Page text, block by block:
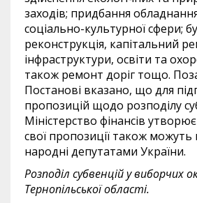
заходів; придбання
соціально-культурної сфери;
реконструкція, капітальний
інфраструктури, освіти та
також ремонт доріг тощо.
Постанові вказано, що для
пропозицій щодо розподілу
Міністерство фінансів
свої пропозиції також
народні депутатами України.
Розподіл субвенцій у виборчих
Тернопільської області.